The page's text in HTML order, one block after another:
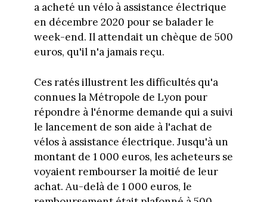
a acheté un vélo à assistance électrique
en décembre 2020 pour se balader le
week-end. Il attendait un chèque de 500
euros, qu'il n'a jamais reçu.
Ces ratés illustrent les difficultés qu'a
connues la Métropole de Lyon pour
répondre à l'énorme demande qui a suivi
le lancement de son aide à l'achat de
vélos à assistance électrique. Jusqu'à un
montant de 1 000 euros, les acheteurs se
voyaient rembourser la moitié de leur
achat. Au-delà de 1 000 euros, le